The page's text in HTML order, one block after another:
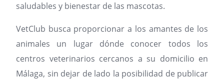
saludables y bienestar de las mascotas.
VetClub busca proporcionar a los amantes de los
animales un lugar dónde conocer todos los
centros veterinarios cercanos a su domicilio en
Málaga, sin dejar de lado la posibilidad de publicar